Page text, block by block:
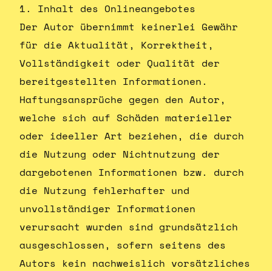
1. Inhalt des Onlineangebotes
Der Autor übernimmt keinerlei Gewähr
für die Aktualität, Korrektheit,
Vollständigkeit oder Qualität der
bereitgestellten Informationen.
Haftungsansprüche gegen den Autor,
welche sich auf Schäden materieller
oder ideeller Art beziehen, die durch
die Nutzung oder Nichtnutzung der
dargebotenen Informationen bzw. durch
die Nutzung fehlerhafter und
unvollständiger Informationen
verursacht wurden sind grundsätzlich
ausgeschlossen, sofern seitens des
Autors kein nachweislich vorsätzliches